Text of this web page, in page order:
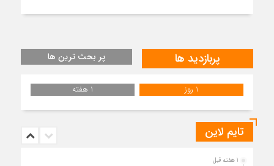
پربازدید ها پر بحث ترین ها
1 روز 1 هفته
تایم لاین
1 هفته قبل